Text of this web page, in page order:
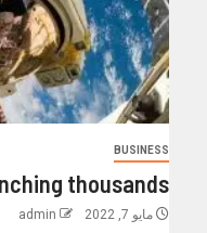
BUSINESS
thousands
مايو 7, 2022 admin